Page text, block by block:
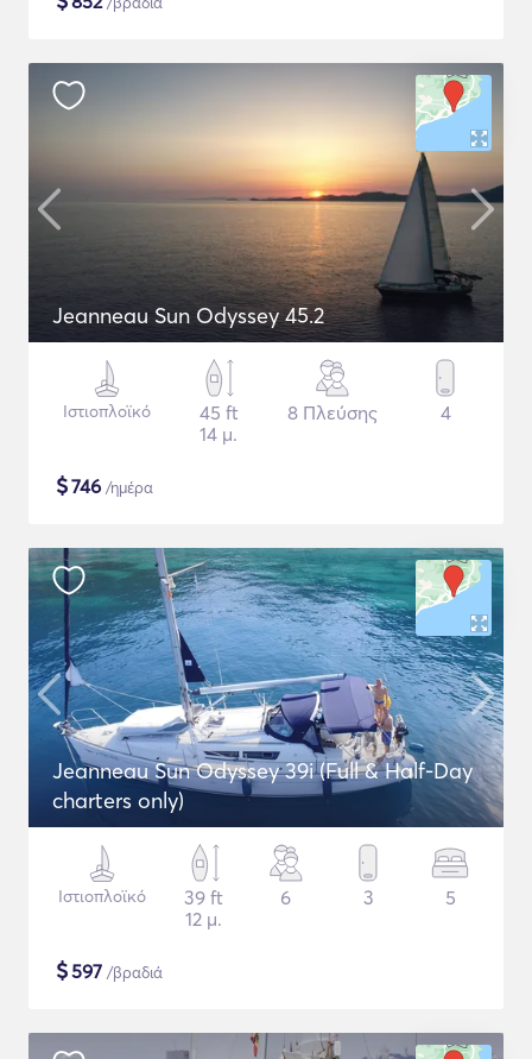
Jeanneau Sun Odyssey 45.2
Ιστιοπλοϊκό
45 ft
14 μ.
8 Πλεύσης 4
$746 /ημέρα
Jeanneau Sun Odyssey 39i (Full & Half-Day
charters only)
Ιστιοπλοϊκό
39 ft
12 μ.
6 3 5
$597 /βραδιά